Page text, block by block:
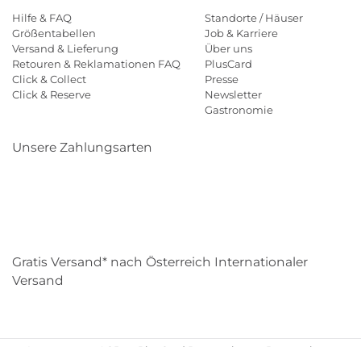
Hilfe & FAQ
Größentabellen
Versand & Lieferung
Retouren & Reklamationen FAQ
Click & Collect
Click & Reserve
Standorte / Häuser
Job & Karriere
Über uns
PlusCard
Presse
Newsletter
Gastronomie
Unsere Zahlungsarten
Gratis Versand* nach Österreich Internationaler
Versand